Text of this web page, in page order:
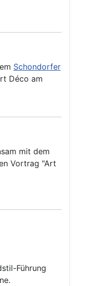
Schondorfer
Déco am
mit dem
Vortrag "Art
Führung